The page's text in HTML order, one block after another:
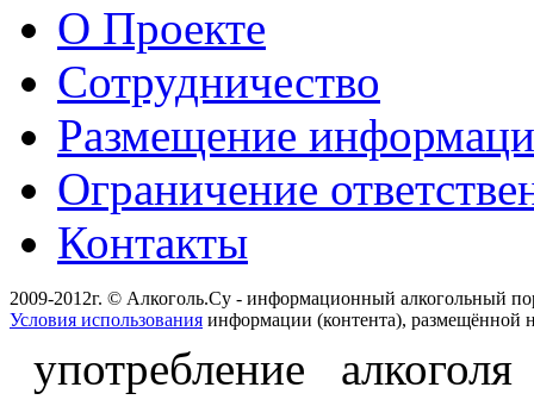
О Проекте
Сотрудничество
Размещение
Ограничение
Контакты
2009-2012г. © Алкоголь.Су - информационный алкогольный
Условия использования информации (контента), размещённой
употребление